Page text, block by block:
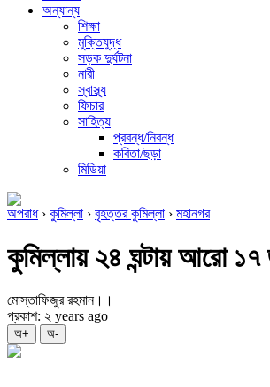
অন্যান্য
শিক্ষা
মুক্তিযুদ্ধ
সড়ক দুর্ঘটনা
নারী
স্বাস্থ্য
ফিচার
সাহিত্য
প্রবন্ধ/নিবন্ধ
কবিতা/ছড়া
মিডিয়া
অপরাধ› কুমিল্লা › বৃহত্তর কুমিল্লা › মহানগর
কুমিল্লায় ২৪ ঘন্টায় আরো
মোস্তাফিজুর রহমান।।
প্রকাশ: ২ years ago
অ+ অ-